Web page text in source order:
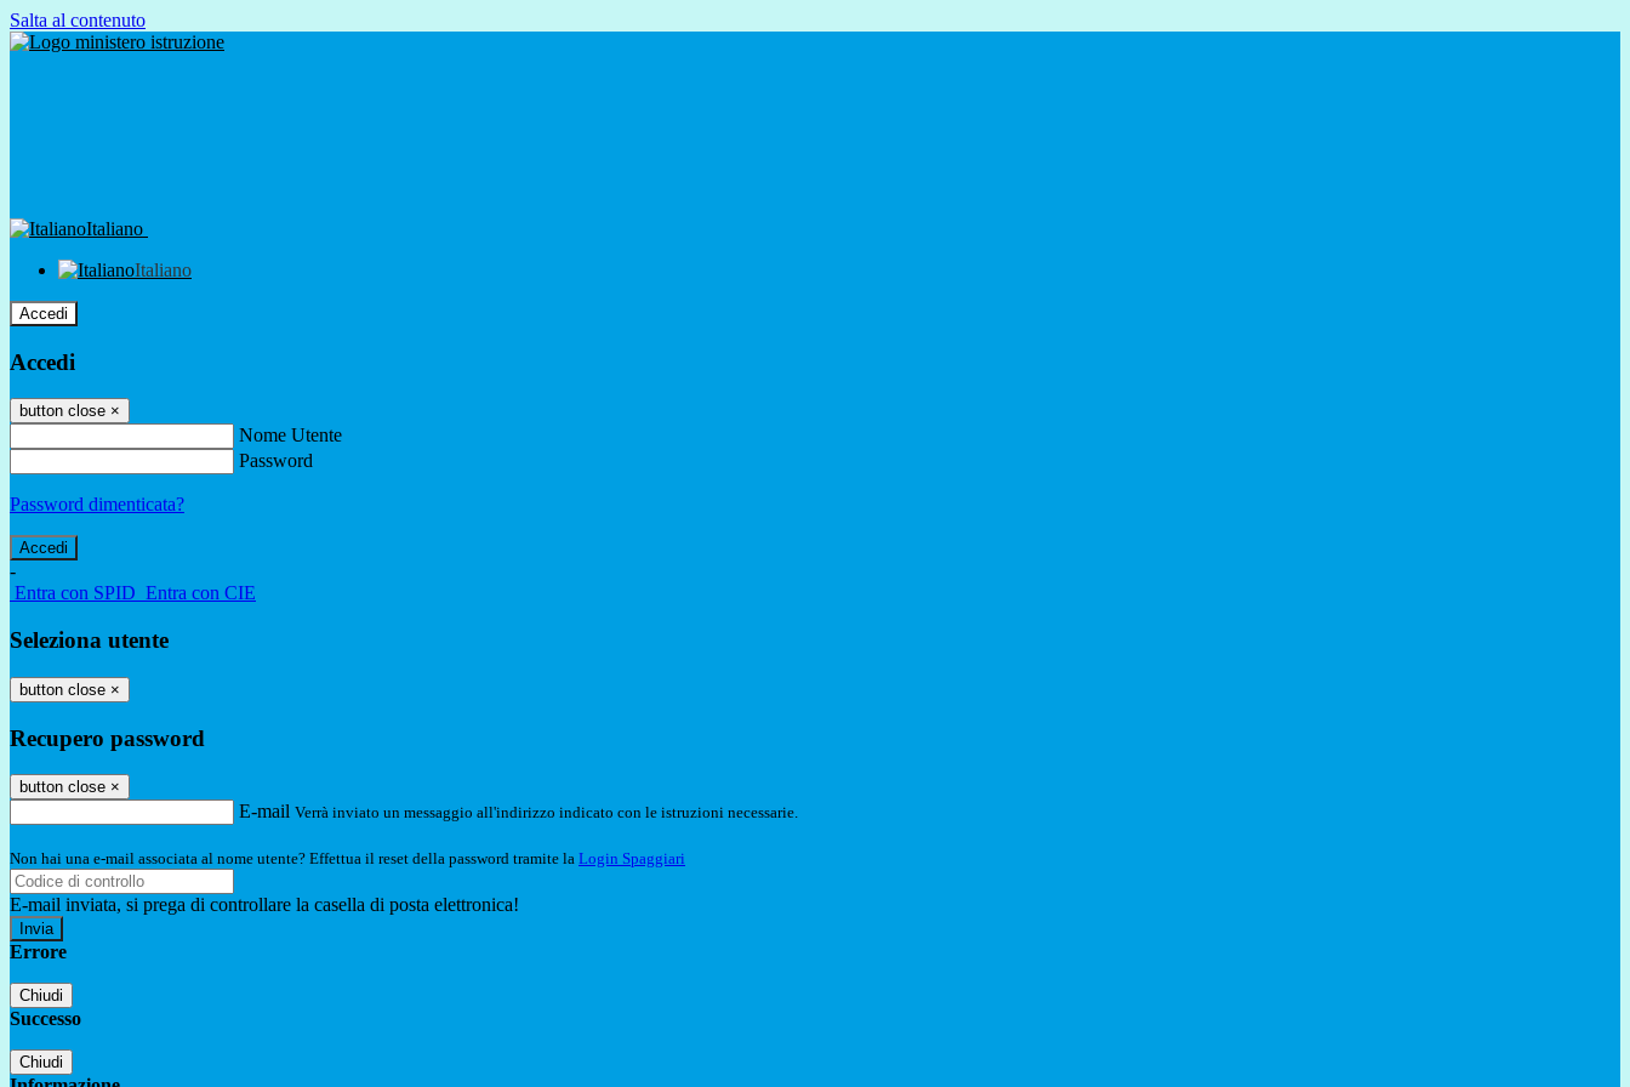
Salta al contenuto
Italiano
Italiano
Accedi
Accedi
button close ×
Nome Utente
Password
Password dimenticata?
-
Entra con SPID Entra con CIE
Seleziona utente
button close ×
Recupero password
button close ×
E-mail Verrà inviato un messaggio all'indirizzo indicato con le istruzioni necessarie.
Non hai una e-mail associata al nome utente? Effettua il reset della password tramite la Login Spaggiari
E-mail inviata, si prega di controllare la casella di posta elettronica!
Errore
Chiudi
Successo
Chiudi